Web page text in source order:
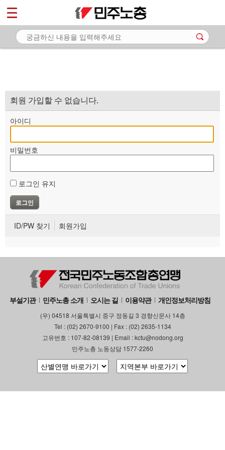
회원 가입할 수 없습니다.
아이디
비밀번호
로그인 유지
ID/PW 찾기 회원가입
부설기관 민주노총 소개 오시는 길 이용약관 개인정보처리방침
(우) 04518 서울특별시 중구 정동길 3 경향신문사 14층
Tel : (02) 2670-9100 | Fax : (02) 2635-1134
고유번호 : 107-82-08139 | Email : kctu@nodong.org
민주노총 노동상담 1577-2260
마이페이지
소개
자료
부설기관